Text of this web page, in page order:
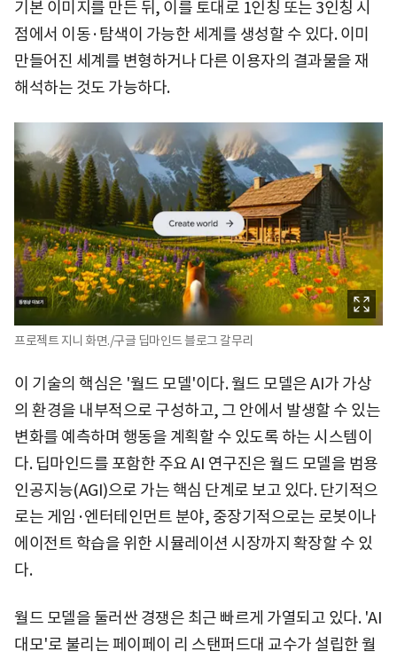
기본 이미지를 만든 뒤, 이를 토대로 1인칭 또는 3인칭 시
점에서 이동·탐색이 가능한 세계를 생성할 수 있다. 이미
만들어진 세계를 변형하거나 다른 이용자의 결과물을 재
해석하는 것도 가능하다.
프로젝트 지니 화면./구글 딥마인드 블로그 갈무리
이 기술의 핵심은 '월드 모델'이다. 월드 모델은 AI가 가상
의 환경을 내부적으로 구성하고, 그 안에서 발생할 수 있는
변화를 예측하며 행동을 계획할 수 있도록 하는 시스템이
다. 딥마인드를 포함한 주요 AI 연구진은 월드 모델을 범용
인공지능(AGI)으로 가는 핵심 단계로 보고 있다. 단기적으
로는 게임·엔터테인먼트 분야, 중장기적으로는 로봇이나
에이전트 학습을 위한 시뮬레이션 시장까지 확장할 수 있
다.
월드 모델을 둘러싼 경쟁은 최근 빠르게 가열되고 있다. 'AI
대모'로 불리는 페이페이 리 스탠퍼드대 교수가 설립한 월